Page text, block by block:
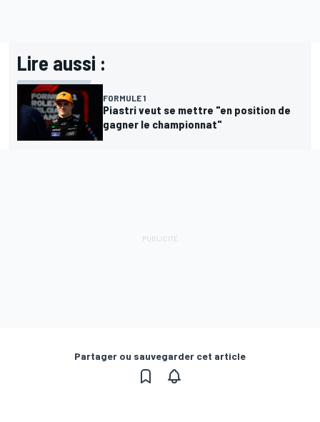
Lire aussi :
FORMULE 1
Piastri veut se mettre "en position de
gagner le championnat"
Partager ou sauvegarder cet article